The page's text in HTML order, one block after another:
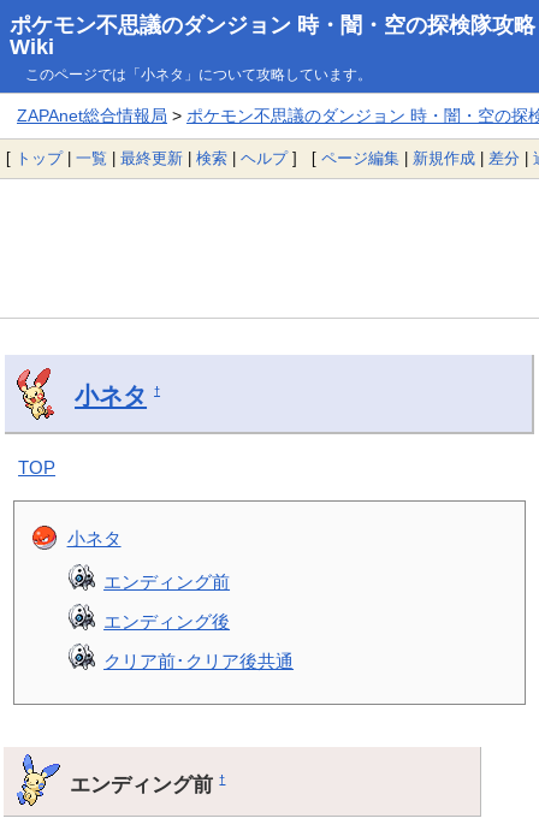
ポケモン不思議のダンジョン 時・闇・空の探検隊攻略
Wiki
このページでは「小ネタ」について攻略しています。
ZAPAnet総合情報局 > ポケモン不思議のダンジョン 時・闇・空の探
[ トップ| 一覧 | 最終更新 | 検索 | ヘルプ] [ ページ編集 | 新規作成 | 差分 |
小ネタ †
TOP
小ネタ
エンディング前
エンディング後
クリア前･クリア後共通
エンディング前†